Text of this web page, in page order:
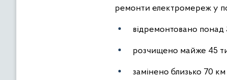
ремонти електромереж у
відремонтовано понад
розчищено майже 45
замінено близько 70